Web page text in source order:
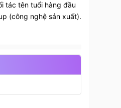
tác tên tuổi hàng đầu
(công nghệ sản xuất).